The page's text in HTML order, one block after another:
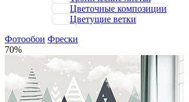
Цветочные композиции
Цветущие ветки
Фотообои Фрески
70%